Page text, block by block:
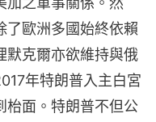
了歐洲多國始終依賴
默克爾亦欲維持與俄
年特朗普入主白宮
枱面。特朗普不但公